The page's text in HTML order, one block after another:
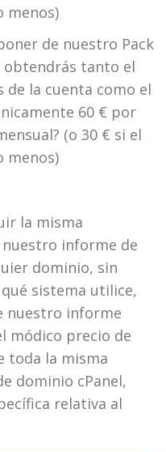
menos)
de nuestro Pack
obtendrás tanto el
de la cuenta como el
60 € por
(o 30 € si el
menos)
la misma
informe de
dominio, sin
sistema utilice,
nuestro informe
módico precio de
toda la misma
dominio cPanel,
relativa al